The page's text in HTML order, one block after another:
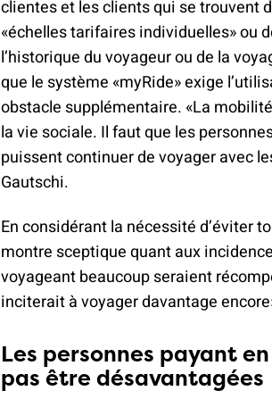
clientes et les clients qui se trouvent
«échelles tarifaires individuelles» ou
l’historique du voyageur ou de la
que le système «myRide» exige
obstacle supplémentaire. «La
la vie sociale. Il faut que les
puissent continuer de voyager avec
Gautschi.
En considérant la nécessité d’éviter
montre sceptique quant aux
voyageant beaucoup seraient
inciterait à voyager davantage
Les personnes payant
pas être désavantagées